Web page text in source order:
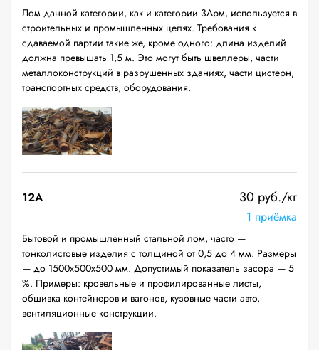
Лом данной категории, как и категории 3Арм, используется в
строительных и промышленных целях. Требования к
сдаваемой партии такие же, кроме одного: длина изделий
должна превышать 1,5 м. Это могут быть швеллеры, части
металлоконструкций в разрушенных зданиях, части цистерн,
транспортных средств, оборудования.
12A 30 руб./кг
1 приёмка
Бытовой и промышленный стальной лом, часто —
тонколистовые изделия с толщиной от 0,5 до 4 мм. Размеры
— до 1500х500х500 мм. Допустимый показатель засора — 5
%. Примеры: кровельные и профилированные листы,
обшивка контейнеров и вагонов, кузовные части авто,
вентиляционные конструкции.